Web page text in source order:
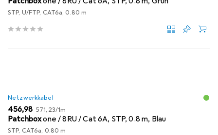
STP, U/FTP, CAT6a, 0.80 m
Netzwerkkabel
EUR
456,98 EUR
571,23/1m
Patchboxone / 8RU / Cat 6A, STP, 0.8 m, Blau
STP, CAT6a, 0.80 m